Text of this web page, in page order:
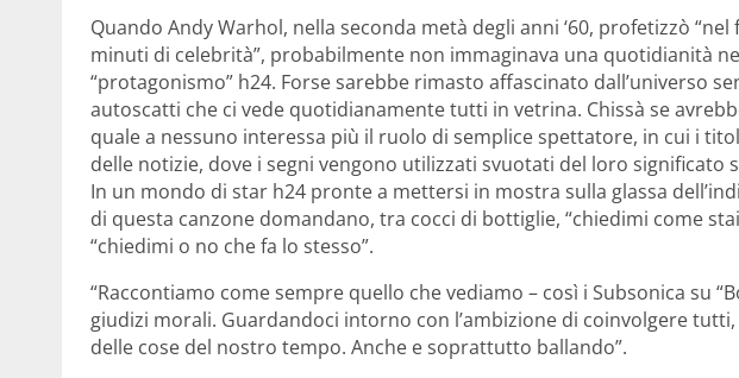
Quando Andy Warhol, nella seconda metà degli anni ‘60, profetizzò
minuti di celebrità”, probabilmente non immaginava una quotidianità
“protagonismo” h24. Forse sarebbe rimasto affascinato dall’universo
autoscatti che ci vede quotidianamente tutti in vetrina. Chissà se
quale a nessuno interessa più il ruolo di semplice spettatore, in cui i
delle notizie, dove i segni vengono utilizzati svuotati del loro significato
In un mondo di star h24 pronte a mettersi in mostra sulla glassa
di questa canzone domandano, tra cocci di bottiglie, “chiedimi come
“chiedimi o no che fa lo stesso”.
“Raccontiamo come sempre quello che vediamo – così i Subsonica su
giudizi morali. Guardandoci intorno con l’ambizione di coinvolgere
delle cose del nostro tempo. Anche e soprattutto ballando”.